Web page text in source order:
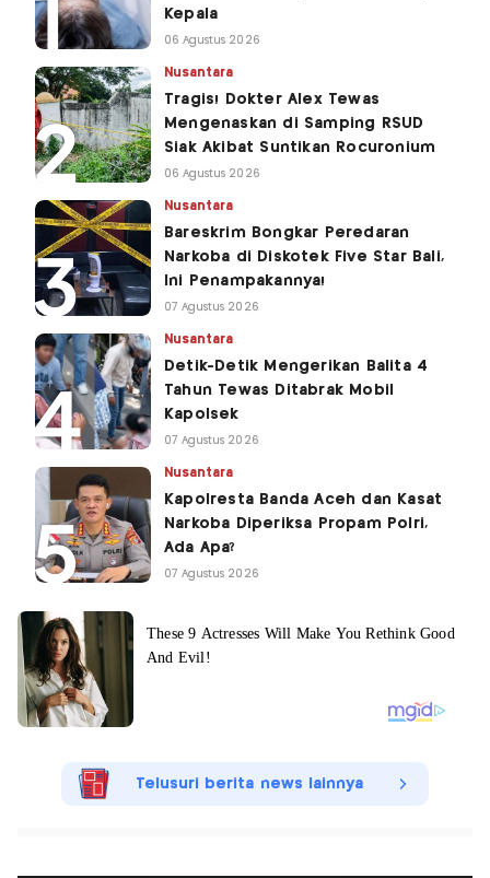
Kepala
06 Agustus 2026
Nusantara
Tragis! Dokter Alex Tewas
Mengenaskan di Samping RSUD
Siak Akibat Suntikan Rocuronium
06 Agustus 2026
Nusantara
Bareskrim Bongkar Peredaran
Narkoba di Diskotek Five Star Bali,
Ini Penampakannya!
07 Agustus 2026
Nusantara
Detik-Detik Mengerikan Balita 4
Tahun Tewas Ditabrak Mobil
Kapolsek
07 Agustus 2026
Nusantara
Kapolresta Banda Aceh dan Kasat
Narkoba Diperiksa Propam Polri,
Ada Apa?
07 Agustus 2026
Telusuri berita news lainnya